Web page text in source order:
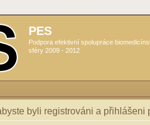
PES
Podpora efektivní spolupráce
sféry 2009 - 2012
byli registrováni a přihlášeni